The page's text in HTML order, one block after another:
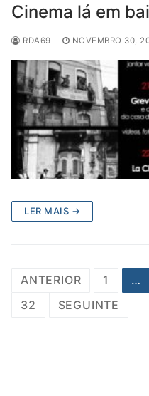
Cinema lá em
RDA69 NOVEMBRO 30,
LER MAIS →
Posts
navigation
ANTERIOR 1 …
32
SEGUINTE